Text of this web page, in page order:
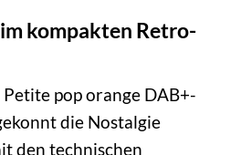
kompakten Retro-
pop orange DAB+-
die Nostalgie
den technischen